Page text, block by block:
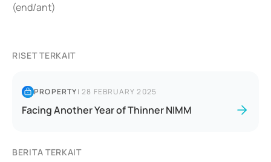
(end/ant)
RISET TERKAIT
PROPERTY|28 FEBRUARY 2025
Facing Another Year of Thinner NIMM
BERITA TERKAIT